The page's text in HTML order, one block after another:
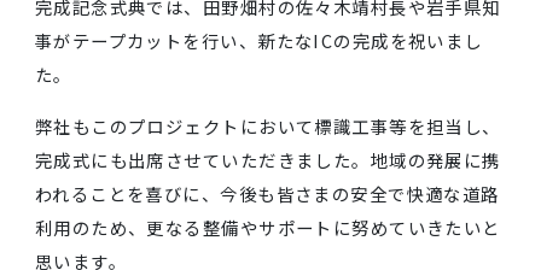
に位置されています。この田野畑思惟（しい）ICの
は、三陸沿岸道路やトイレや食堂、産直を備えた「
そして地域活性化につながることが期待されています
完成記念式典では、田野畑村の佐々木靖村長や岩手県
事がテープカットを行い、新たなICの完成を祝いまし